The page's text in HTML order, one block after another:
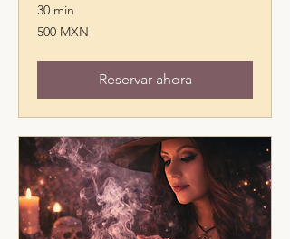
30 min
500
pesos
500 MXN
Reservar ahora